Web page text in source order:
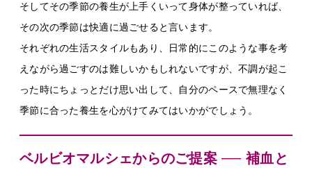
そしてその季節の養生が上手くいって身体が整っていれば、
その次の季節は快適に過ごせると言います。
それぞれの生活スタイルもあり、日常的にこのような事を考
えながら過ごすのは難しいかもしれないですが、不調が起こ
った時にちょっとだけ思い出して、自分のペースで無理なく
季節に合った養生を心がけてみてはいかがでしょう。
ベルビオマルシェからのご提案 ── 補血と